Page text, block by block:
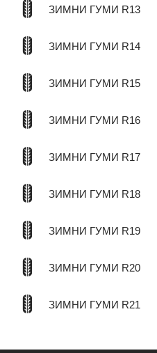
ЗИМНИ ГУМИ R13
ЗИМНИ ГУМИ R14
ЗИМНИ ГУМИ R15
ЗИМНИ ГУМИ R16
ЗИМНИ ГУМИ R17
ЗИМНИ ГУМИ R18
ЗИМНИ ГУМИ R19
ЗИМНИ ГУМИ R20
ЗИМНИ ГУМИ R21